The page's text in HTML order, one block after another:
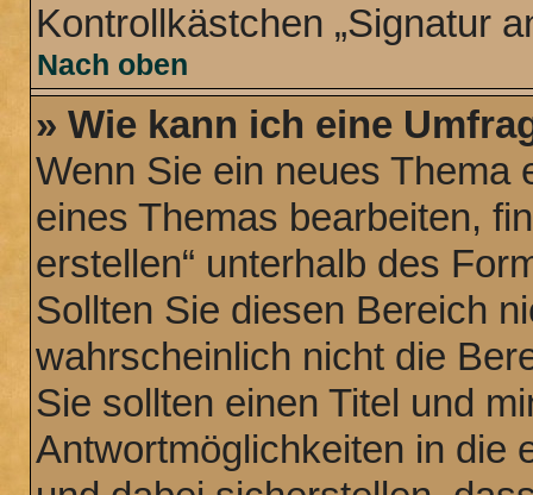
Kontrollkästchen „Signatur
Nach oben
» Wie kann ich eine
Wenn Sie ein neues Thema
eines Themas bearbeiten,
erstellen“ unterhalb des
Sollten Sie diesen Bereich
wahrscheinlich nicht die
Sie sollten einen Titel und
Antwortmöglichkeiten in die